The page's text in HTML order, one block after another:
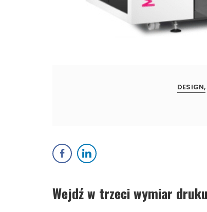
DESIGN
Wejdź w trzeci wymiar